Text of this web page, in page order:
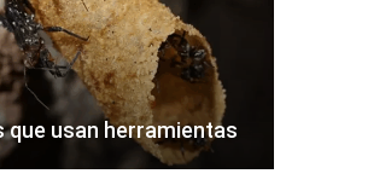
que usan herramientas